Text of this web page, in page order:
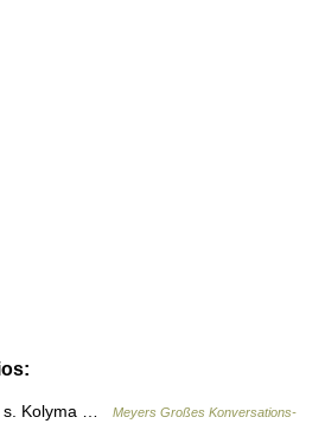
s. Kolyma …
Meyers Großes Konversations-